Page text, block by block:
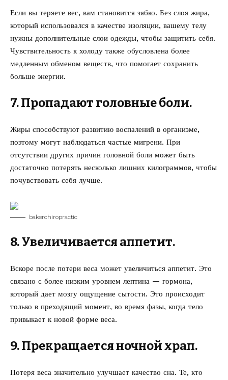
Если вы теряете вес, вам становится зябко. Без слоя жира,
который использовался в качестве изоляции, вашему телу
нужны дополнительные слои одежды, чтобы защитить себя.
Чувствительность к холоду также обусловлена ​​более
медленным обменом веществ, что помогает сохранить
больше энергии.
7. Пропадают головные боли.
Жиры способствуют развитию воспалений в организме,
поэтому могут наблюдаться частые мигрени. При
отсутствии других причин головной боли может быть
достаточно потерять несколько лишних килограммов, чтобы
почувствовать себя лучше.
bakerchiropractic
8. Увеличивается аппетит.
Вскоре после потери веса может увеличиться аппетит. Это
связано с более низким уровнем лептина — гормона,
который дает мозгу ощущение сытости. Это происходит
только в преходящий момент, во время фазы, когда тело
привыкает к новой форме веса.
9. Прекращается ночной храп.
Потеря веса значительно улучшает качество сна. Те, кто